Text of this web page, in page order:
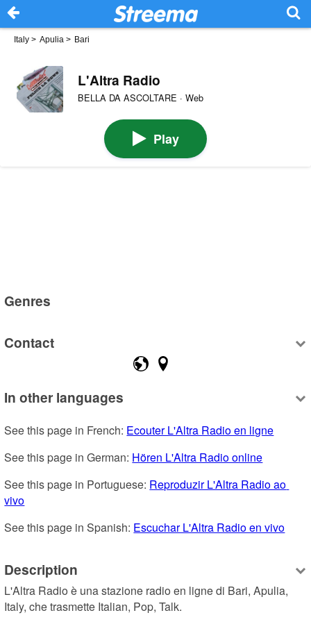
Italy > Apulia > Bari
L'Altra Radio
BELLA DA ASCOLTARE · Web
Play
Genres
Contact
In other languages
See this page in French: Ecouter L'Altra Radio en ligne
See this page in German: Hören L'Altra Radio online
See this page in Portuguese: Reproduzir L'Altra Radio ao
vivo
See this page in Spanish: Escuchar L'Altra Radio en vivo
Description
L'Altra Radio è una stazione radio en ligne di Bari, Apulia,
Italy, che trasmette Italian, Pop, Talk.